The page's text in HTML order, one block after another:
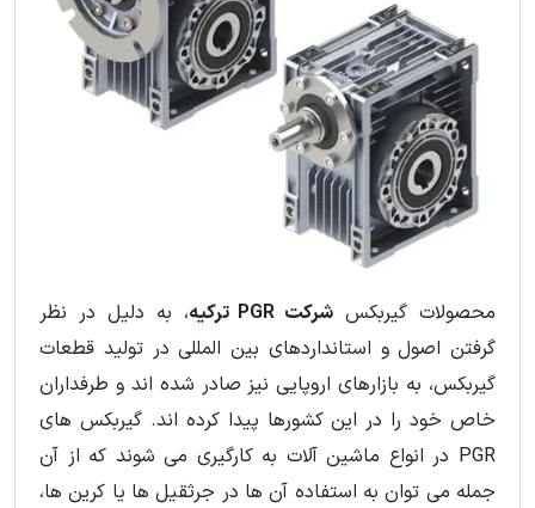
محصولات گیربکس شرکت PGR ترکیه
، به دلیل در نظر
گرفتن اصول و استانداردهای بین المللی در تولید قطعات
گیربکس، به بازارهای اروپایی نیز صادر شده اند و طرفداران
خاص خود را در این کشورها پیدا کرده اند. گیربکس های
PGR در انواع ماشین آلات به کارگیری می شوند که از آن
جمله می توان به استفاده آن ها در جرثقیل ها یا کرین ها،